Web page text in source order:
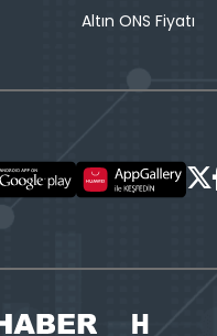
Altın ONS Fiyatı